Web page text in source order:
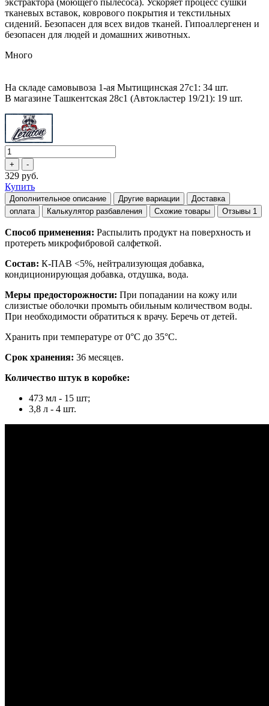
экстрактора (моющего пылесоса). Ускоряет процесс сушки
тканевых вставок, коврового покрытия и текстильных
сидений. Безопасен для всех видов тканей. Гипоаллергенен и
безопасен для людей и домашних животных.
Много
На складе самовывоза 1-ая Мытищинская 27с1: 34 шт.
В магазине Ташкентская 28с1 (Автокластер 19/21): 19 шт.
329 руб.
Купить
Дополнительное описание Другие вариации
Доставка
оплата
Калькулятор разбавления Схожие товары Отзывы 1
Способ применения: Распылить продукт на поверхность и
протереть микрофибровой салфеткой.
Состав: К-ПАВ <5%, нейтрализующая добавка,
кондиционирующая добавка, отдушка, вода.
Меры предосторожности: При попадании на кожу или
слизистые оболочки промыть обильным количеством воды.
При необходимости обратиться к врачу. Беречь от детей.
Хранить при температуре от 0°С до 35°С.
Срок хранения: 36 месяцев.
Количество штук в коробке:
473 мл - 15 шт;
3,8 л - 4 шт.